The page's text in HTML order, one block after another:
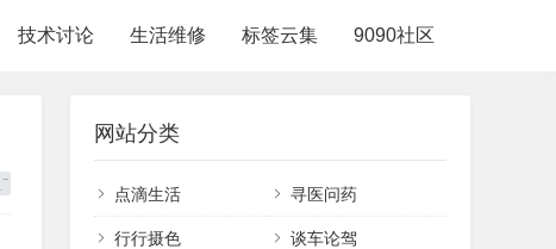
技术讨论 生活维修 标签云集 9090社区
网站分类
点滴生活 寻医问药
行行摄色 谈车论驾